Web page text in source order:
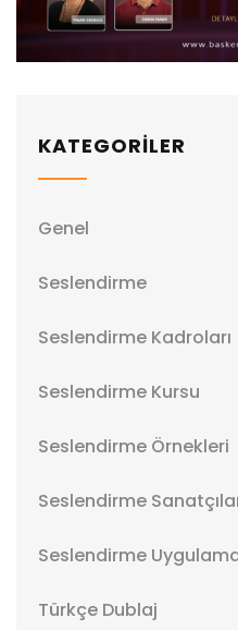
KATEGORİLER
Genel
Seslendirme
Seslendirme Kadroları
Seslendirme Kursu
Seslendirme Örnekleri
Seslendirme
Seslendirme
Türkçe Dublaj